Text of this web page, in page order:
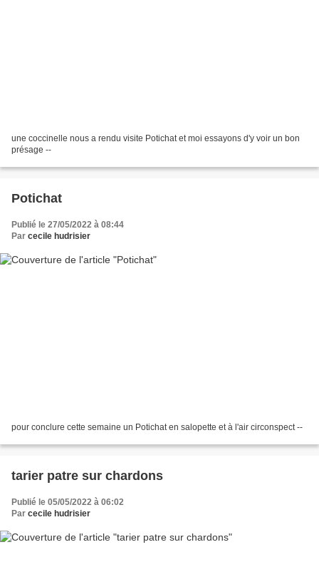
une coccinelle nous a rendu visite Potichat et moi essayons d'y voir un bon
présage --
Potichat
Publié le 27/05/2022 à 08:44
Par cecile hudrisier
pour conclure cette semaine un Potichat en salopette et à l'air circonspect --
tarier patre sur chardons
Publié le 05/05/2022 à 06:02
Par cecile hudrisier